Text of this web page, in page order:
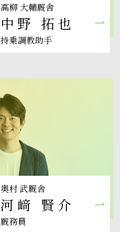
高柳 大輔厩舎
中野 拓也
持乗調教助手
奥村 武厩舎
河﨑 賢介
厩務員